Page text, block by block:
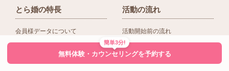
とら婚の特長
会員様データについて
活動の流れ
活動開始前の流れ
入会後の活動の流れ
簡単3分!
無料体験・カウンセリングを予約する